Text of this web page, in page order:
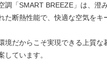
調「SMART BREEZE」は、澄
た断熱性能で、快適な空気をキ
境だからこそ実現できる上質な
しています。